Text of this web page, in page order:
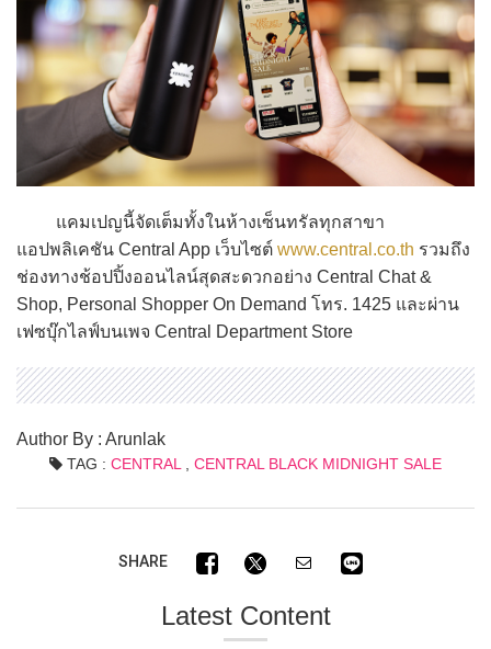
แคมเปญนี้จัดเต็มทั้งในห้างเซ็นทรัลทุกสาขา
แอปพลิเคชัน Central App เว็บไซต์ www.central.co.th รวมถึง
ช่องทางช้อปปิ้งออนไลน์สุดสะดวกอย่าง Central Chat &
Shop, Personal Shopper On Demand โทร. 1425 และผ่าน
เฟซบุ๊กไลฟ์บนเพจ Central Department Store
Author By : Arunlak
TAG : CENTRAL CENTRAL BLACK MIDNIGHT SALE
SHARE
Latest Content